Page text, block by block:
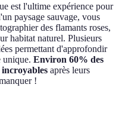
est l'ultime expérience pour
paysage sauvage, vous
des flamants roses,
habitat naturel. Plusieurs
permettant d'approfondir
unique. Environ 60% des
après leurs
!